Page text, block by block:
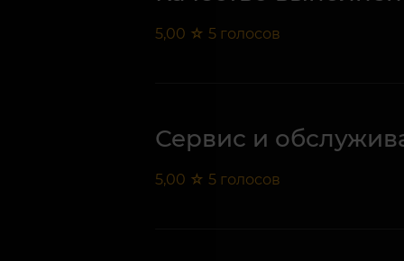
5,00 ☆ 5 голосов
Сервис и
5,00 ☆ 5 голосов